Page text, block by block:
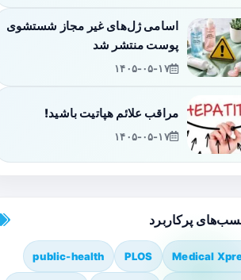
اسامی ژل‌های غیر مجاز شستشوی
پوست منتشر شد
۱۴۰۵-۰۵-۱۷
مراقب علائم هپاتیت باشید!
۱۴۰۵-۰۵-۱۷
پرکاربرد
Medical
PLOS
public-health